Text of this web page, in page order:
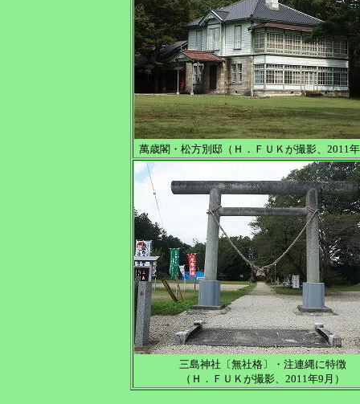
萬歳閣・松方別邸（Ｈ．ＦＵＫが撮影、2011
三島神社〔無社格〕・注連縄に特徴
（Ｈ．ＦＵＫが撮影、2011年9月）